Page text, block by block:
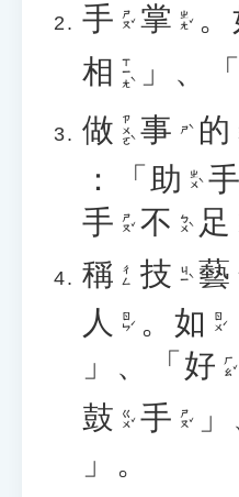
手 ㄕㄡˇ 掌 ㄓㄤˇ 。
相 ㄒㄧㄤˋ 」、「
做 ㄗㄨㄛˋ 事 ㄕˋ 的
：「 助 ㄓㄨˋ 手
手 ㄕㄡˇ 不 ㄅㄨˋ 足
稱 ㄔㄥ 技 ㄐㄧˋ 藝
人 ㄖㄣˊ 。 如 ㄖㄨˊ
」、「 好 ㄏㄠˇ
鼓 ㄍㄨˇ 手 ㄕㄡˇ
」。